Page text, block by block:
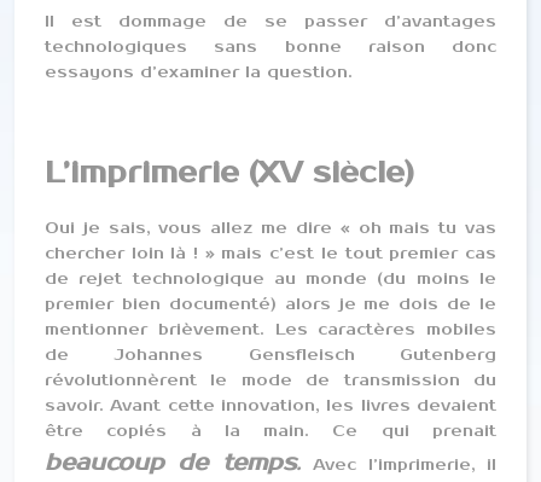
Il est dommage de se passer d’avantages
technologiques sans bonne raison donc
essayons d’examiner la question.
L’imprimerie (XV siècle)
Oui je sais, vous allez me dire « oh mais tu vas
chercher loin là ! » mais c’est le tout premier cas
de rejet technologique au monde (du moins le
premier bien documenté) alors je me dois de le
mentionner brièvement. Les caractères mobiles
de Johannes Gensfleisch Gutenberg
révolutionnèrent le mode de transmission du
savoir. Avant cette innovation, les livres devaient
être copiés à la main. Ce qui prenait
beaucoup de temps. Avec l’imprimerie, il